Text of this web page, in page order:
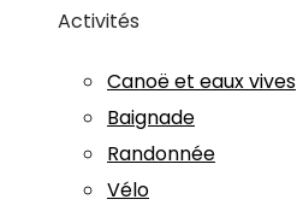
Activités
Canoë et eaux vives
Baignade
Randonnée
Vélo